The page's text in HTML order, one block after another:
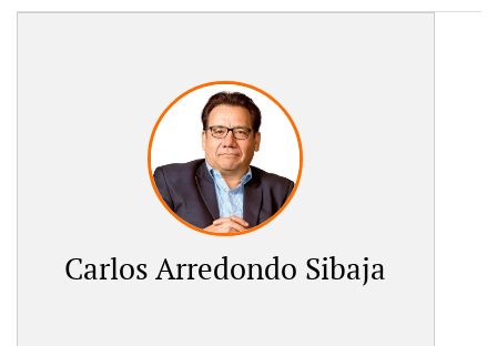
Carlos Arredondo Sibaja